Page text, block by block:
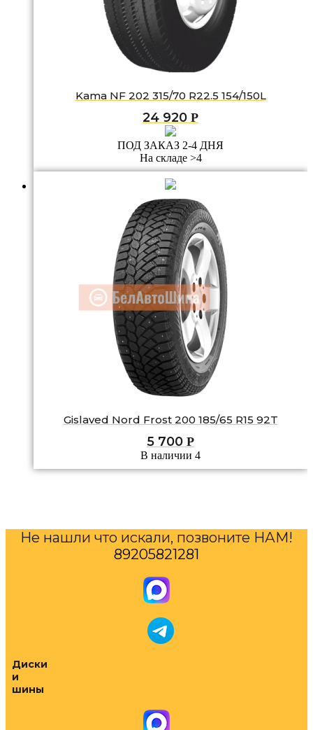
Kama NF 202 315/70 R22.5 154/150L
24 920 Р
ПОД ЗАКАЗ 2-4 ДНЯ
На складе >4
Gislaved Nord Frost 200 185/65 R15 92T
5 700 Р
В наличии 4
Не нашли что искали, позвоните НАМ!
89205821281
Диски
и
шины